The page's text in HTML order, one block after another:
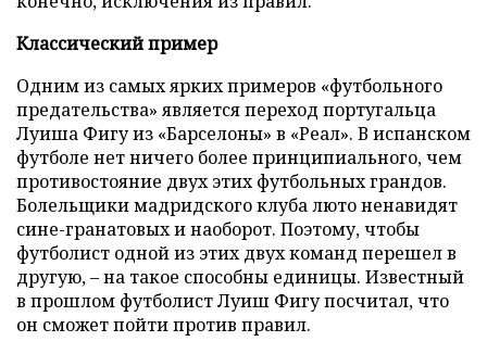
Классический пример
Одним из самых ярких примеров «футбольного
предательства» является переход португальца
Луиша Фигу из «Барселоны» в «Реал». В испанском
футболе нет ничего более принципиального, чем
противостояние двух этих футбольных грандов.
Болельщики мадридского клуба люто ненавидят
сине-гранатовых и наоборот. Поэтому, чтобы
футболист одной из этих двух команд перешел в
другую, – на такое способны единицы. Известный
в прошлом футболист Луиш Фигу посчитал, что
он сможет пойти против правил.